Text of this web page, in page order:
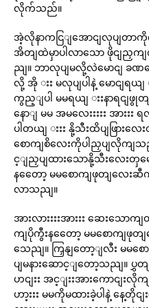
လိုက်သည်။
အဲ့လိုနာကငြျအောငျလုပျတ
အိတျထဲမှာပါလာသော ဖိုငျ
ညျ။ ဘာလုပျမလို့လဲမောငျ ခဏလ
လို့ အို းး မလုပျပါနဲ့ မောငျရယ
ကွည့ျပါ မမရယျ းးနာရငျဖွုတ
နောျ မမ အမလေးးးးး အားးး
ပါတယျ းးး နို့သီးထိပျဖြားလေ
စောကျစိလေးကိုပါညှပျလိုကျသည
င့ျညှပျထားသောနို့သီးလေး
နတေော့ မမစောကျဖုတျလေး
လာသညျ။
အားလားးးးအားးး ဆေးသေ
ကျပိုကွီးနတေော့ မမစောကျဖုတ
သေညျ။ ကြှနျတော့ျလီး မမစ
ပျမနားဆောင့ျတော့သညျ။ ပွှတျး
ဟငျးး အင့ျးးအားကောငျးလိုက
ဟာ့းးး မမကိုမထားခဲ့ပါနဲ့ နေ့တိုငျး